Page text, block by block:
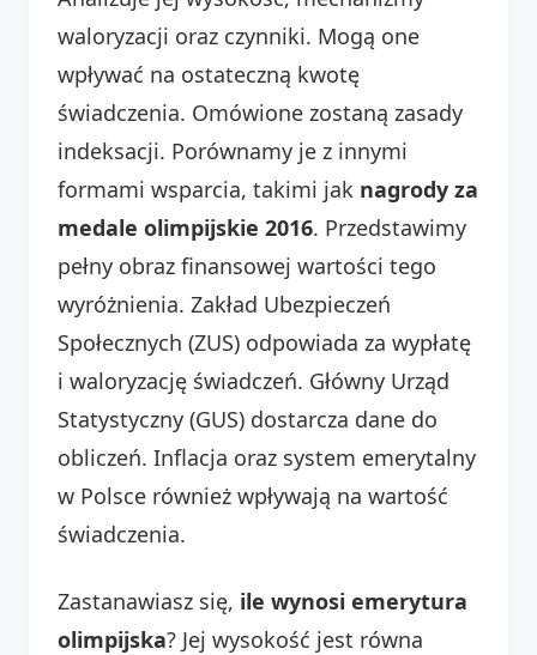
waloryzacji oraz czynniki. Mogą one
wpływać na ostateczną kwotę
świadczenia. Omówione zostaną zasady
indeksacji. Porównamy je z innymi
formami wsparcia, takimi jak nagrody za
medale olimpijskie 2016. Przedstawimy
pełny obraz finansowej wartości tego
wyróżnienia. Zakład Ubezpieczeń
Społecznych (ZUS) odpowiada za wypłatę
i waloryzację świadczeń. Główny Urząd
Statystyczny (GUS) dostarcza dane do
obliczeń. Inflacja oraz system emerytalny
w Polsce również wpływają na wartość
świadczenia.
Zastanawiasz się, ile wynosi emerytura
olimpijska? Jej wysokość jest równa